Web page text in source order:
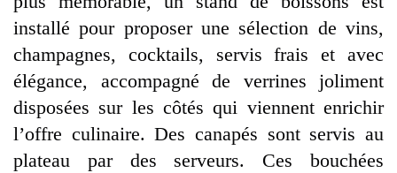
installé pour proposer une sélection de vins,
champagnes, cocktails, servis frais et avec
élégance, accompagné de verrines joliment
disposées sur les côtés qui viennent enrichir
l’offre culinaire. Des canapés sont servis au
plateau par des serveurs. Ces bouchées